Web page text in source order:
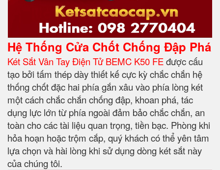
Hệ Thống Cửa Chốt Chống Đập Phá
Két Sắt Vân Tay Điện Tử BEMC K50 FEđược cấu
tạo bởi tấm thép dày thiết kế cực kỳ chắc chắn hệ
thống chốt đặc hai phía gắn xâu vào phía lòng két
một cách chắc chắn chống đập, khoan phá, tác
dụng lực lớn từ phía ngoài đảm bảo chắc chắn, an
toàn cho các tài liệu quan trọng, tiền bạc. Phòng khi
hỏa hoạn hoặc trộm cắp, quý khách có thể yên tâm
lựa chọn và hài lòng khi sử dụng dòng két sắt này
của chúng tôi.